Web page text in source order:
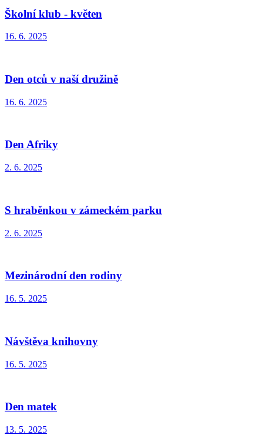
Školní klub - květen
16. 6. 2025
Den otců v naší družině
16. 6. 2025
Den Afriky
2. 6. 2025
S hraběnkou v zámeckém parku
2. 6. 2025
Mezinárodní den rodiny
16. 5. 2025
Návštěva knihovny
16. 5. 2025
Den matek
13. 5. 2025